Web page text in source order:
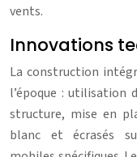
vents.
Innovations
La construction
l’époque : utilisation
structure, mise en
blanc et écrasés